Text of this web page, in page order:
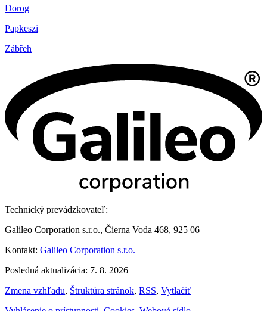
Dorog
Papkeszi
Zábřeh
Technický prevádzkovateľ:
Galileo Corporation s.r.o., Čierna Voda 468, 925 06
Kontakt: Galileo Corporation s.r.o.
Posledná aktualizácia: 7. 8. 2026
Zmena vzhľadu, Štruktúra stránok, RSS, Vytlačiť